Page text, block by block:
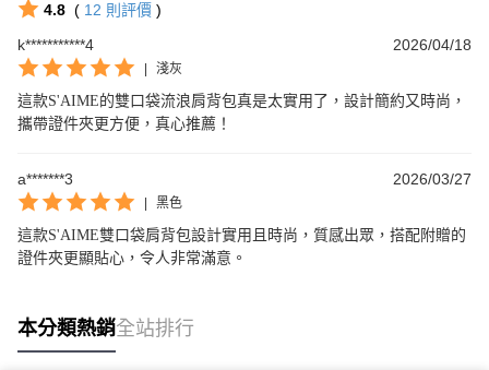
4.8 ( 12 則評價 )
k***********4
2026/04/18
淺灰
這款S'AIME的雙口袋流浪肩背包真是太實用了，設計簡約又時尚，
攜帶證件夾更方便，真心推薦！
a*******3 2026/03/27
黑色
這款S'AIME雙口袋肩背包設計實用且時尚，質感出眾，搭配附贈的
證件夾更顯貼心，令人非常滿意。
本分類熱銷全站排行